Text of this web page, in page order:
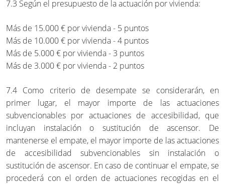
7.3 Según el presupuesto de la actuación por vivienda:
Más de 15.000 € por vivienda - 5 puntos
Más de 10.000 € por vivienda - 4 puntos
Más de 5.000 € por vivienda - 3 puntos
Más de 3.000 € por vivienda - 2 puntos
7.4 Como criterio de desempate se considerarán, en
primer lugar, el mayor importe de las actuaciones
subvencionables por actuaciones de accesibilidad, que
incluyan instalación o sustitución de ascensor. De
mantenerse el empate, el mayor importe de las actuaciones
de accesibilidad subvencionables sin instalación o
sustitución de ascensor. En caso de continuar el empate, se
procederá con el orden de actuaciones recogidas en el